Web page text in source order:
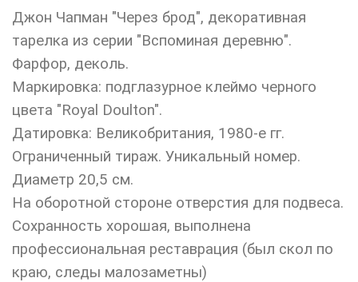
Джон Чапман "Через брод", декоративная
тарелка из серии "Вспоминая деревню".
Фарфор, деколь.
Маркировка: подглазурное клеймо черного
цвета "Royal Doulton".
Датировка: Великобритания, 1980-е гг.
Ограниченный тираж. Уникальный номер.
Диаметр 20,5 см.
На оборотной стороне отверстия для подвеса.
Сохранность хорошая, выполнена
профессиональная реставрация (был скол по
краю, следы малозаметны)